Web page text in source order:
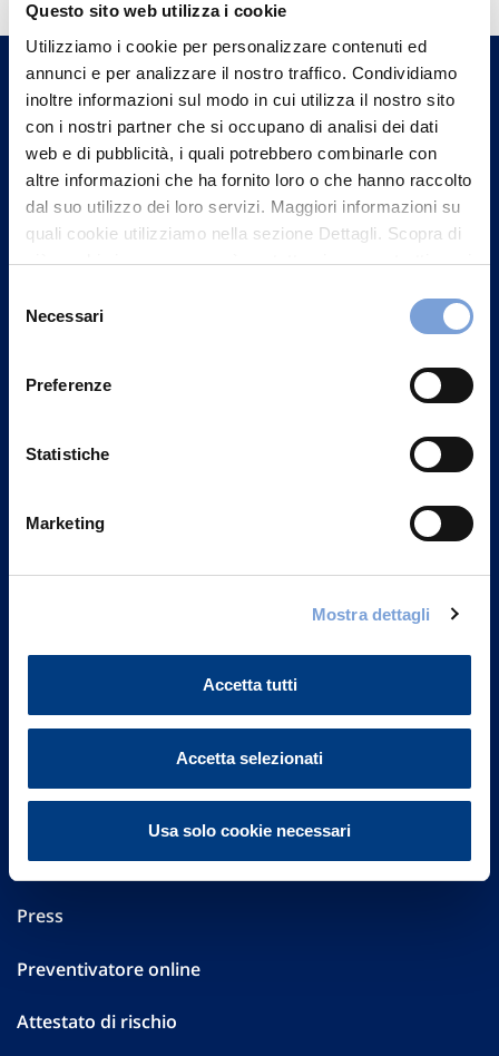
Questo sito web utilizza i cookie
Utilizziamo i cookie per personalizzare contenuti ed
annunci e per analizzare il nostro traffico. Condividiamo
inoltre informazioni sul modo in cui utilizza il nostro sito
con i nostri partner che si occupano di analisi dei dati
web e di pubblicità, i quali potrebbero combinarle con
altre informazioni che ha fornito loro o che hanno raccolto
dal suo utilizzo dei loro servizi. Maggiori informazioni su
quali cookie utilizziamo nella sezione Dettagli. Scopra di
più su chi siamo, come può contattarci e come trattiamo i
può trovare nel footer del sito nella sezione "Informativa
delNecessari
Preferenze
Statistiche
Marketing
Mostra dettagli
Accetta tutti
Accetta selezionati
Usa solo cookie necessari
Trova l'Agenzia più vicina a te e parla con
un nostro Agente.
Contattaci
Vittoria Assicurazioni S.p.A.
Part. IVA 01329510158
Sostenibilità
Performances
Press
Preventivatore online
Attestato di rischio